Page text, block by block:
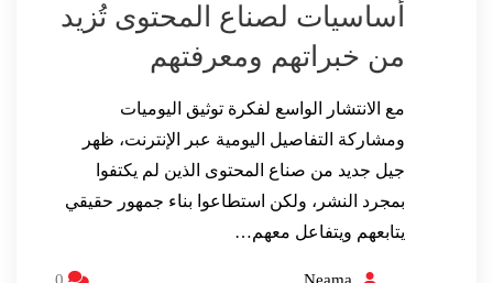
أساسيات لصناع المحتوى تُزيد
من خبراتهم ومعرفتهم
مع الانتشار الواسع لفكرة توثيق اليوميات
ومشاركة التفاصيل اليومية عبر الإنترنت، ظهر
جيل جديد من صناع المحتوى الذين لم يكتفوا
بمجرد النشر، ولكن استطاعوا بناء جمهور حقيقي
يتابعهم ويتفاعل معهم…